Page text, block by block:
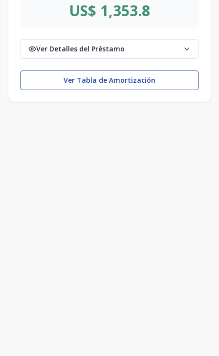
US$ 1,353.8
Ver Detalles del Préstamo
Ver Tabla de Amortización